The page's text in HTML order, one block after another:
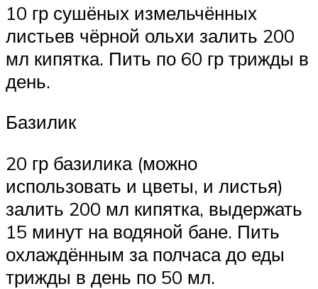
10 гр сушёных измельчённых
листьев чёрной ольхи залить 200
мл кипятка. Пить по 60 гр трижды в
день.
Базилик
20 гр базилика (можно
использовать и цветы, и листья)
залить 200 мл кипятка, выдержать
15 минут на водяной бане. Пить
охлаждённым за полчаса до еды
трижды в день по 50 мл.